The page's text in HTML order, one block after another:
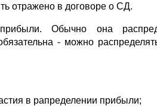
отражено в договоре о СД.
Обычно она
- можно
в рапределении прибыли;